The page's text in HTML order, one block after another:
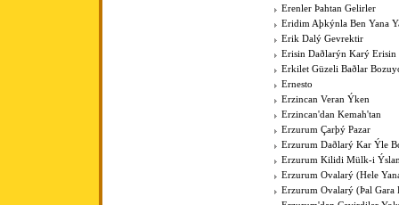
Erenler Þahtan Gelirler
Eridim Aþkýnla Ben Yana
Erik Dalý Gevrektir
Erisin Daðlarýn Karý Erisin
Erkilet Güzeli Baðlar
Ernesto
Erzincan Veran Ýken
Erzincan'dan Kemah'tan
Erzurum Çarþý Pazar
Erzurum Daðlarý Kar Ýle
Erzurum Kilidi Mülk-i
Erzurum Ovalarý (Hele
Erzurum Ovalarý (Þal Gara